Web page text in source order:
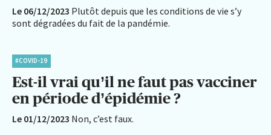
Le 06/12/2023 Plutôt depuis que les conditions de vie s’y
sont dégradées du fait de la pandémie.
#COVID-19
Est-il vrai qu’il ne faut pas vacciner
en période d’épidémie ?
Le 01/12/2023 Non, c’est faux.